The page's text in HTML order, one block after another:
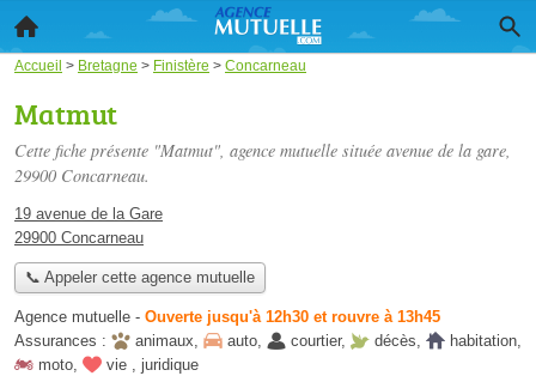
Accueil > Bretagne > Finistère > Concarneau
Matmut
Cette fiche présente "Matmut", agence mutuelle située avenue de la gare,
29900 Concarneau.
19 avenue de la Gare
29900 Concarneau
📞 Appeler cette agence mutuelle
Agence mutuelle - Ouverte jusqu'à 12h30 et rouvre à 13h45
Assurances :
animaux, auto, courtier, décès, habitation,
moto, vie , juridique